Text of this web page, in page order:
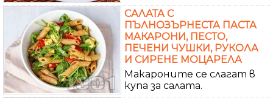
САЛАТА С
ПЪЛНОЗЪРНЕСТА ПАСТА
МАКАРОНИ, ПЕСТО,
ПЕЧЕНИ ЧУШКИ, РУКОЛА
И СИРЕНЕ МОЦАРЕЛА
Макароните се слагат в
купа за салата.